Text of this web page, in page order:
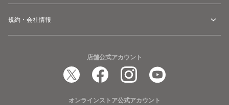
規約・会社情報
店舗公式アカウント
オンラインストア公式アカウント